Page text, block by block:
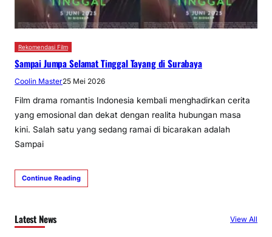
Rekomendasi Film
Sampai Jumpa Selamat Tinggal Tayang di Surabaya
Coolin Master25 Mei 2026
Film drama romantis Indonesia kembali menghadirkan cerita
yang emosional dan dekat dengan realita hubungan masa
kini. Salah satu yang sedang ramai di bicarakan adalah
Sampai
Continue Reading
Latest News View All